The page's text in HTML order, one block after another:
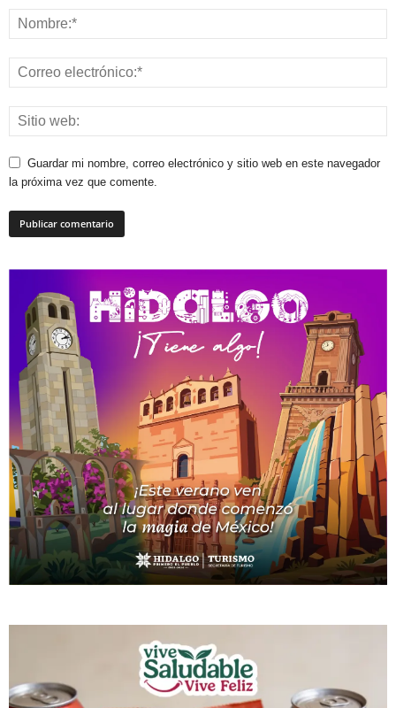
Guardar mi nombre, correo electrónico y sitio web en este navegador
la próxima vez que comente.